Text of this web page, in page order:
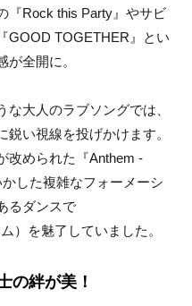
『Rock this Party』やサビ
GOOD TOGETHER』とい
全開に。
大人のラブソングでは、
い視線を投げかけます。
改められた『Anthem -
した複雑なフォーメーシ
るダンスで
）を魅了していました。
の絆が美！